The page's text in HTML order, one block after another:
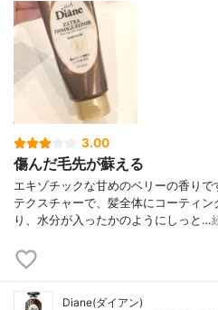
3.00
傷んだ毛先が蘇える
エキゾチックな甘めのベリーの香り
テクスチャーで、髪全体にコーティ
り、水分が入ったかのようにしっと…
Diane(ダイアン)